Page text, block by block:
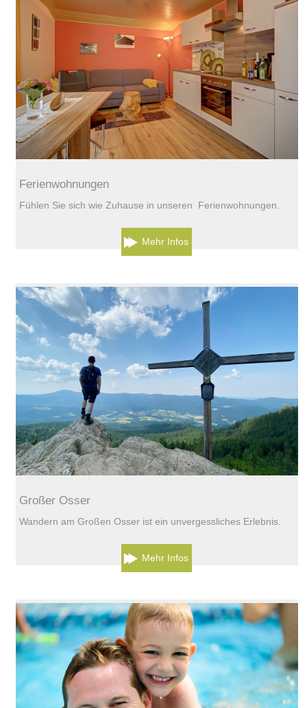
Ferienwohnungen
Fühlen Sie sich wie Zuhause in unseren Ferienwohnungen.
Mehr Infos
Großer Osser
Wandern am Großen Osser ist ein unvergessliches Erlebnis.
Mehr Infos